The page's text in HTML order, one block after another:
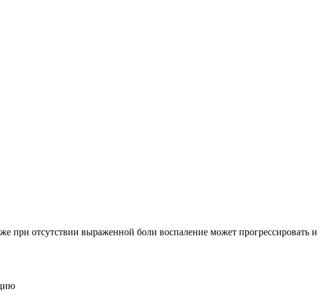
при отсутствии выраженной боли воспаление может прогрессировать и